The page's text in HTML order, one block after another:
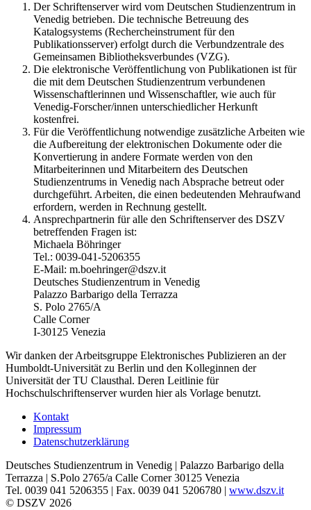
Der Schriftenserver wird vom Deutschen Studienzentrum in
Venedig betrieben. Die technische Betreuung des
Katalogsystems (Rechercheinstrument für den
Publikationsserver) erfolgt durch die Verbundzentrale des
Gemeinsamen Bibliotheksverbundes (VZG).
Die elektronische Veröffentlichung von Publikationen ist für
die mit dem Deutschen Studienzentrum verbundenen
Wissenschaftlerinnen und Wissenschaftler, wie auch für
Venedig-Forscher/innen unterschiedlicher Herkunft
kostenfrei.
Für die Veröffentlichung notwendige zusätzliche Arbeiten wie
die Aufbereitung der elektronischen Dokumente oder die
Konvertierung in andere Formate werden von den
Mitarbeiterinnen und Mitarbeitern des Deutschen
Studienzentrums in Venedig nach Absprache betreut oder
durchgeführt. Arbeiten, die einen bedeutenden Mehraufwand
erfordern, werden in Rechnung gestellt.
Ansprechpartnerin für alle den Schriftenserver des DSZV
betreffenden Fragen ist:
Michaela Böhringer
Tel.: 0039-041-5206355
E-Mail: m.boehringer@dszv.it
Deutsches Studienzentrum in Venedig
Palazzo Barbarigo della Terrazza
S. Polo 2765/A
Calle Corner
I-30125 Venezia
Wir danken der Arbeitsgruppe Elektronisches Publizieren an der
Humboldt-Universität zu Berlin und den Kolleginnen der
Universität der TU Clausthal. Deren Leitlinie für
Hochschulschriftenserver wurden hier als Vorlage benutzt.
Kontakt
Impressum
Datenschutzerklärung
Deutsches Studienzentrum in Venedig | Palazzo Barbarigo della
Terrazza | S.Polo 2765/a Calle Corner 30125 Venezia
Tel. 0039 041 5206355 | Fax. 0039 041 5206780 | www.dszv.it
© DSZV 2026